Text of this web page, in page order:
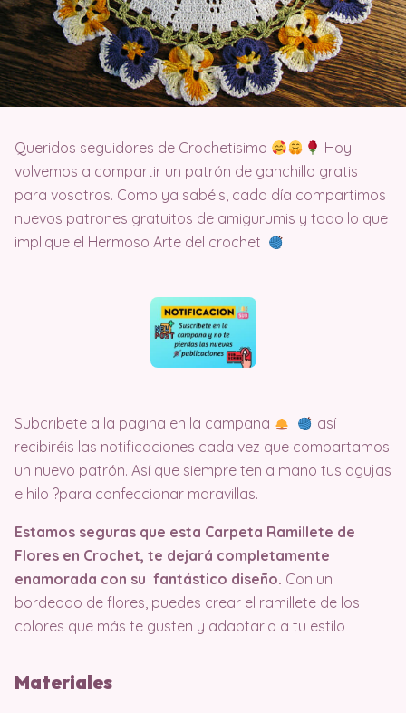
Queridos seguidores de Crochetisimo
Hoy
volvemos a compartir un patrón de ganchillo gratis
para vosotros. Como ya sabéis, cada día compartimos
nuevos patrones gratuitos de amigurumis y todo lo que
implique el Hermoso Arte del crochet
Subcribete a la pagina en la campana
así
recibiréis las notificaciones cada vez que compartamos
un nuevo patrón. Así que siempre ten a mano tus agujas
e hilo ?para confeccionar maravillas.
Estamos seguras que esta Carpeta Ramillete de
Flores en Crochet, te dejará completamente
enamorada con su fantástico diseño. Con un
bordeado de flores, puedes crear el ramillete de los
colores que más te gusten y adaptarlo a tu estilo
Materiales